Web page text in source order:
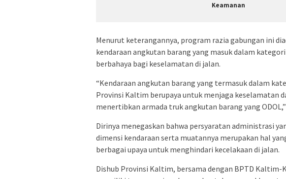
Keamanan
Menurut keterangannya, program razia gabungan ini
kendaraan angkutan barang yang masuk dalam
berbahaya bagi keselamatan di jalan.
“Kendaraan angkutan barang yang termasuk dalam
Provinsi Kaltim berupaya untuk menjaga keselamatan
menertibkan armada truk angkutan barang yang ODOL,”
Dirinya menegaskan bahwa persyaratan administrasi
dimensi kendaraan serta muatannya merupakan hal
berbagai upaya untuk menghindari kecelakaan di jalan.
Dishub Provinsi Kaltim, bersama dengan BPTD Kaltim-